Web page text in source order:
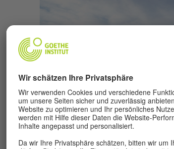
Foto: Tomas Riehle